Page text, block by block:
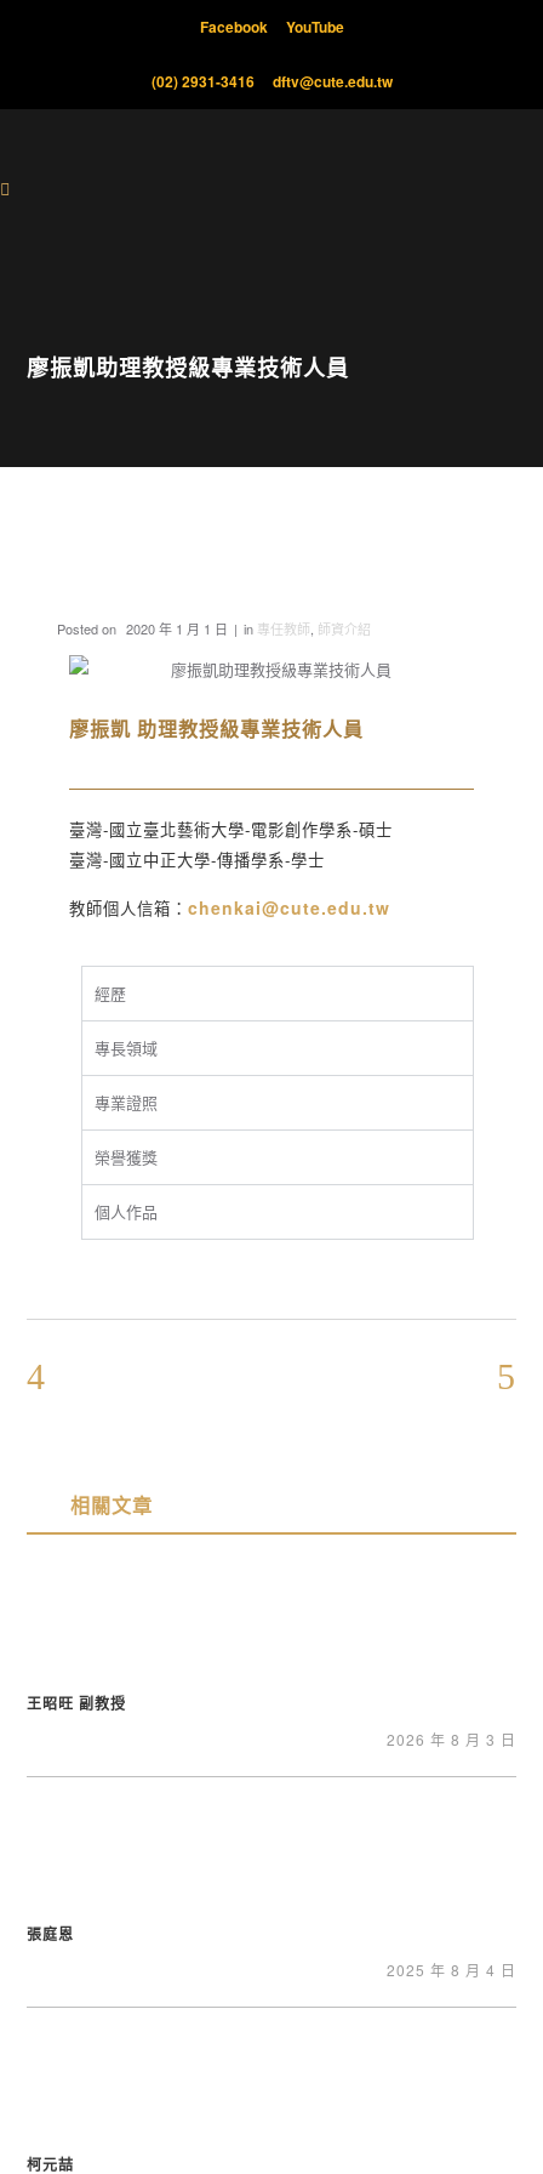
Facebook YouTube
(02) 2931-3416 dftv@cute.edu.tw
廖振凱助理教授級專業技術人員
Posted on 2020 年 1 月 1 日 in 專任教師 師資介紹
廖振凱 助理教授級專業技術人員
臺灣-國立臺北藝術大學-電影創作學系-碩士
臺灣-國立中正大學-傳播學系-學士
教師個人信箱：chenkai@cute.edu.tw
經歷
專長領域
專業證照
榮譽獲獎
個人作品
相關文章
王昭旺 副教授
2026 年 8 月 3 日
張庭恩
2025 年 8 月 4 日
柯元喆